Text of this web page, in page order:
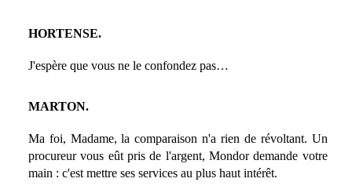
HORTENSE.
J'espère que vous ne le confondez pas…
MARTON.
Ma foi, Madame, la comparaison n'a rien de révoltant. Un
procureur vous eût pris de l'argent, Mondor demande votre
main : c'est mettre ses services au plus haut intérêt.